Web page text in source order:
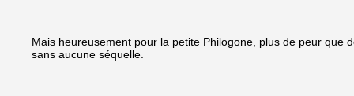
Mais heureusement pour la petite Philogone, plus de peur que
sans aucune séquelle.